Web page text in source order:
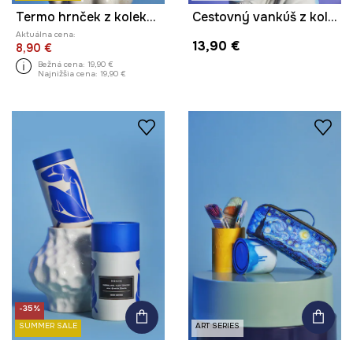
Termo hrnček z kolekcie Eviva L'arte
Aktuálna cena:
8,90 €
Bežná cena: 19,90 €
Najnižšia cena: 19,90 €
Cestovný vankúš z kolekcie Eviva L'arte
13,90 €
-35%
SUMMER SALE
ART SERIES